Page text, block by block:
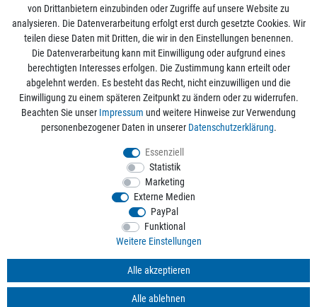
Mein Konto
Informationen
Rechtliche Angaben
Alle Preise sind inkl. der gesetzlichen Mehrwertsteuer und zzgl.
Kostenloser Versand ab 50€ Bestellwert nur innerhalb Deutschlands.
© 2026 aquaristikwelt24. Alle Rechte vorbehalten. Powered by
Kontakt
von Drittanbietern einzubinden oder Zugriffe auf unsere Website zu
analysieren. Die Datenverarbeitung erfolgt erst durch gesetzte Cookies. Wir
teilen diese Daten mit Dritten, die wir in den Einstellungen benennen.
Die Datenverarbeitung kann mit Einwilligung oder aufgrund eines
berechtigten Interesses erfolgen. Die Zustimmung kann erteilt oder
abgelehnt werden. Es besteht das Recht, nicht einzuwilligen und die
Einwilligung zu einem späteren Zeitpunkt zu ändern oder zu widerrufen.
Beachten Sie unser Impressum und weitere Hinweise zur Verwendung
personenbezogener Daten in unserer Daten­schutz­erklärung.
Essenziell
Statistik
Marketing
Externe Medien
PayPal
Funktional
Weitere Einstellungen
Alle akzeptieren
Alle ablehnen